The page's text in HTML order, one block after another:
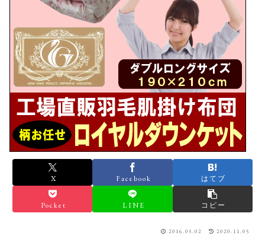
X Facebook はてブ
Pocket LINE コピー
2016.05.02 2020.11.05